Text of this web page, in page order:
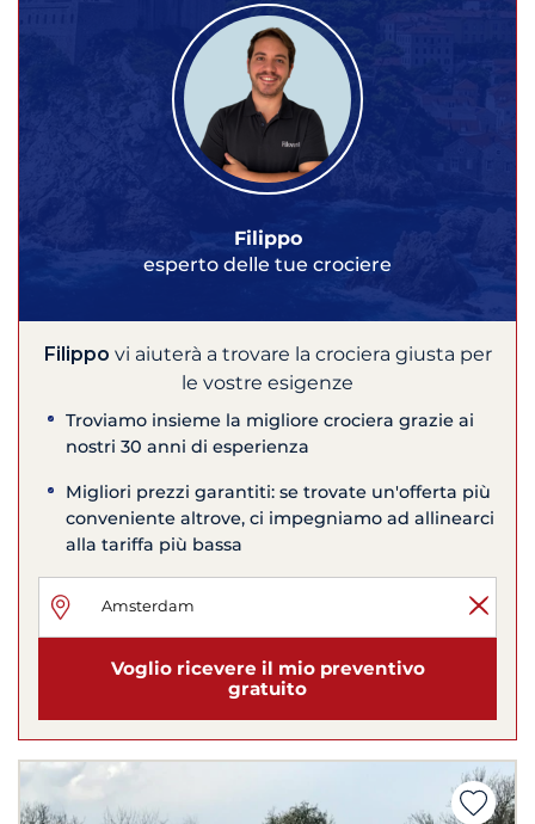
Filippo
esperto delle tue crociere
Filippo vi aiuterà a trovare la crociera giusta per
le vostre esigenze
Troviamo insieme la migliore crociera grazie ai
nostri 30 anni di esperienza
Migliori prezzi garantiti: se trovate un'offerta più
conveniente altrove, ci impegniamo ad allinearci
alla tariffa più bassa
Voglio ricevere il mio preventivo
gratuito